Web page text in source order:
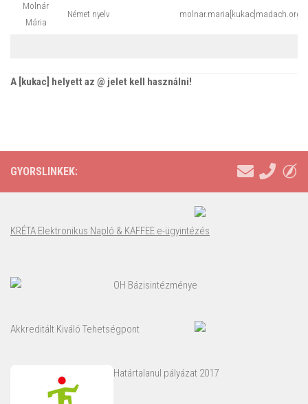
Molnár
Mária
Német nyelv molnar.maria[kukac]madach.org
A [kukac] helyett az @ jelet kell használni!
GYORSLINKEK:
KRÉTA Elektronikus Napló & KAFFEE e-ügyintézés
OH Bázisintézménye
Akkreditált Kiváló Tehetségpont
Határtalanul pályázat 2017